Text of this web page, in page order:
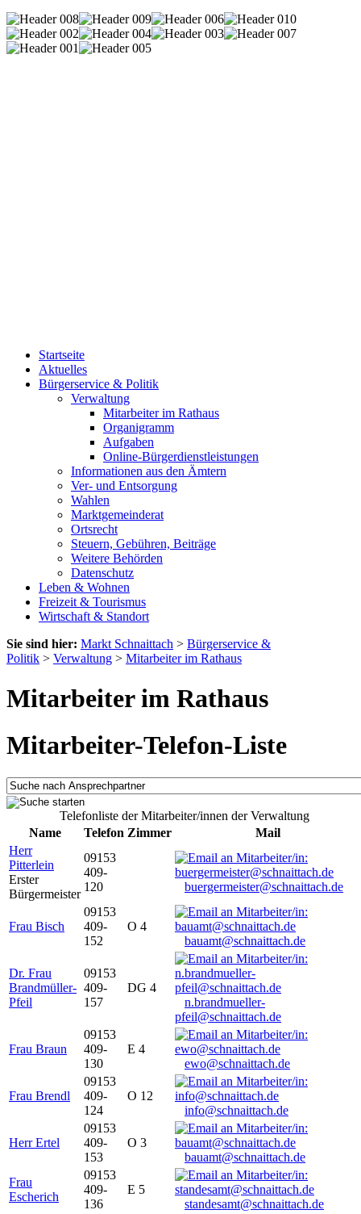
Startseite
Aktuelles
Bürgerservice & Politik
Verwaltung
Mitarbeiter im Rathaus
Organigramm
Aufgaben
Online-Bürgerdienstleistungen
Informationen aus den Ämtern
Ver- und Entsorgung
Wahlen
Marktgemeinderat
Ortsrecht
Steuern, Gebühren, Beiträge
Weitere Behörden
Datenschutz
Leben & Wohnen
Freizeit & Tourismus
Wirtschaft & Standort
Sie sind hier: Markt Schnaittach > Bürgerservice &
Politik > Verwaltung > Mitarbeiter im Rathaus
Mitarbeiter im Rathaus
Mitarbeiter-Telefon-Liste
Telefonliste der Mitarbeiter/innen der Verwaltung
Name
Telefon Zimmer
Mail
Herr
Pitterlein
Erster
Bürgermeister
09153
409-
120
buergermeister@schnaittach.de
Frau Bisch
09153
409-
152
O 4
bauamt@schnaittach.de
Dr. Frau
Brandmüller-
Pfeil
09153
409-
157
DG 4
n.brandmueller-
pfeil@schnaittach.de
Frau Braun
09153
409-
130
E 4
ewo@schnaittach.de
Frau Brendl
09153
409-
124
O 12
info@schnaittach.de
Herr Ertel
09153
409-
153
O 3
bauamt@schnaittach.de
Frau
Escherich
09153
409-
136
E 5
standesamt@schnaittach.de